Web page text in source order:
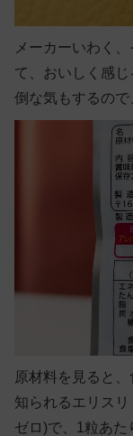
メーカーいわく
て、おいしく感
倒な気もするので
原材料を見ると
知られるエリス
ゼロ)で、1粒あ